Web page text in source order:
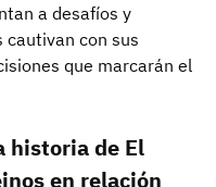
a desafíos y
cautivan con sus
que marcarán el
historia de El
en relación